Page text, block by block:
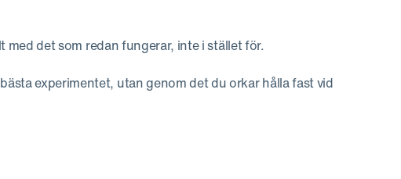
det som redan fungerar, inte i stället för.
experimentet, utan genom det du orkar hålla fast vid